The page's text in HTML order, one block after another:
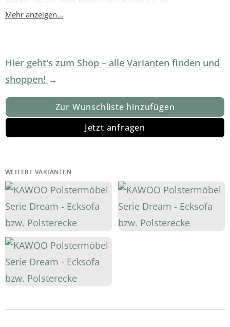
Produktnummer 168304-0206 ist die Couch auch in Grau
Mehr anzeigen...
Hier geht's zum Shop – alle Varianten finden und
shoppen!
Zur Wunschliste hinzufügen
Jetzt anfragen
WEITERE VARIANTEN